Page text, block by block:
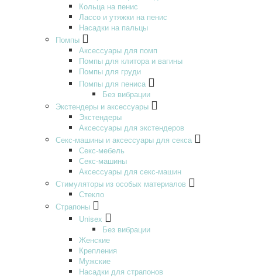
Кольца на пенис
Лассо и утяжки на пенис
Насадки на пальцы
Помпы
Аксессуары для помп
Помпы для клитора и вагины
Помпы для груди
Помпы для пениса
Без вибрации
Экстендеры и аксессуары
Экстендеры
Аксессуары для экстендеров
Секс-машины и аксессуары для секса
Секс-мебель
Секс-машины
Аксессуары для секс-машин
Стимуляторы из особых материалов
Стекло
Страпоны
Unisex
Без вибрации
Женские
Крепления
Мужские
Насадки для страпонов